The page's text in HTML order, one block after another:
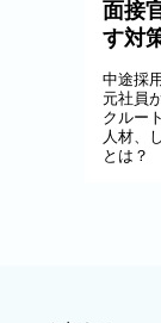
面接
す対
中途採
元社員
クルー
人材、
とは？